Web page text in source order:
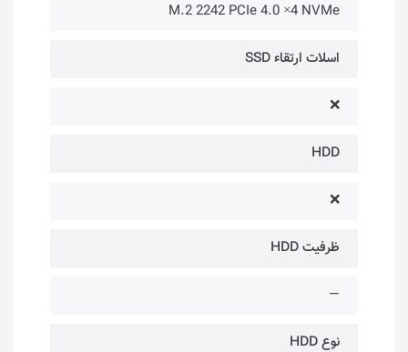
M.2 2242 PCIe 4.0 ×4 NVMe
اسلات ارتقاء SSD
❌
HDD
❌
ظرفیت HDD
—
نوع HDD